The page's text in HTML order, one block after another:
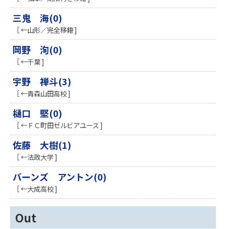
三鬼 海(0)
［ ←山形／完全移籍 ]
岡野 洵(0)
［ ←千葉 ]
宇野 禅斗(3)
［ ←青森山田高校 ]
樋口 堅(0)
［ ←ＦＣ町田ゼルビアユース ]
佐藤 大樹(1)
［ ←法政大学 ]
バーンズ アントン(0)
［ ←大成高校 ]
Out